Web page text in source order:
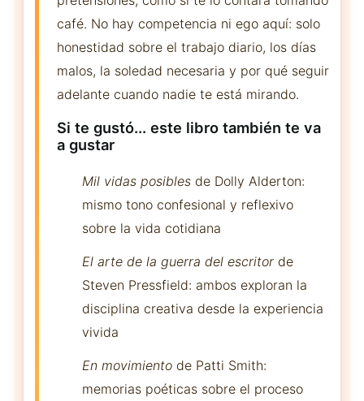
café. No hay competencia ni ego aquí: solo
honestidad sobre el trabajo diario, los días
malos, la soledad necesaria y por qué seguir
adelante cuando nadie te está mirando.
Si te gustó... este libro también te va
a gustar
Mil vidas posibles de Dolly Alderton:
mismo tono confesional y reflexivo
sobre la vida cotidiana
El arte de la guerra del escritor de
Steven Pressfield: ambos exploran la
disciplina creativa desde la experiencia
vivida
En movimiento de Patti Smith:
memorias poéticas sobre el proceso